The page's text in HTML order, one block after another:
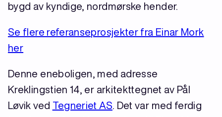
bygd av kyndige, nordmørske hender.
Se flere referanseprosjekter fra Einar Mork
her
Denne eneboligen, med adresse
Kreklingstien 14, er arkitekttegnet av Pål
Løvik ved Tegneriet AS . Det var med ferdig